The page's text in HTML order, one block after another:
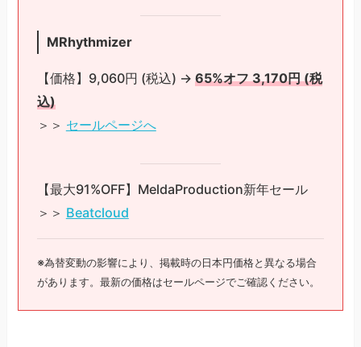
MRhythmizer
【価格】9,060円 (税込) → 65%オフ 3,170円 (税
込)
＞＞ セールページへ
【最大91%OFF】MeldaProduction新年セール
＞＞ Beatcloud
※為替変動の影響により、掲載時の日本円価格と異なる場合
があります。最新の価格はセールページでご確認ください。